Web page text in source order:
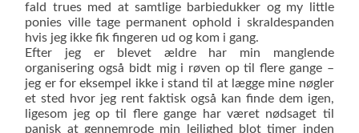
fald trues med at samtlige barbiedukker og my little
ponies ville tage per­manent op­hold i skraldespanden
hvis jeg ikke fik fingeren ud og kom i gang.
Efter jeg er blevet ældre har min mang­lende
organisering også bidt mig i røven op til flere gange –
jeg er for eksempel ikke i stand til at lægge mine nøgler
et sted hvor jeg rent faktisk også kan finde dem igen,
ligesom jeg op til flere gange har været nødsaget til
panisk at gennemrode min lejlighed blot timer inden